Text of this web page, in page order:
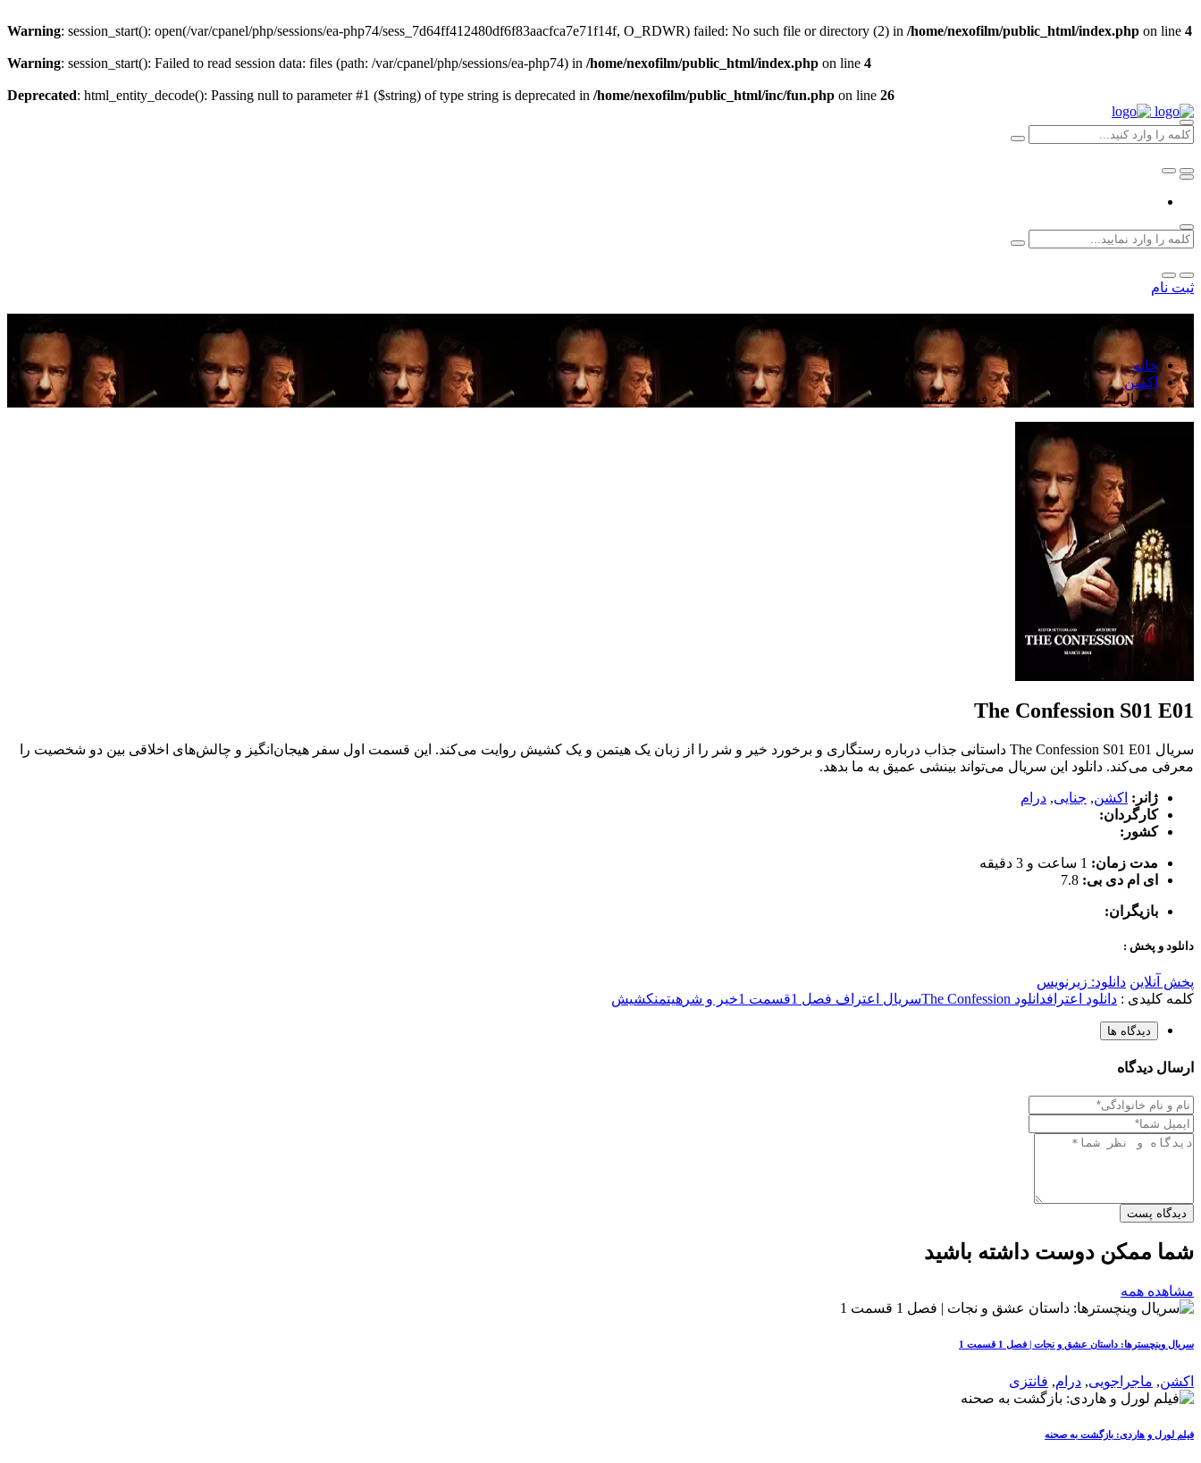
Warning: session_start(): open(/var/cpanel/php/sessions/ea-php74/sess_7d64ff412480df6f83aacfca7e71f14f, O_RDWR) failed: No such file or directory (2) in /home/nexofilm/public_html/index.php on line 4
Warning: session_start(): Failed to read session data: files (path: /var/cpanel/php/sessions/ea-php74) in /home/nexofilm/public_html/index.php on line 4
Deprecated: html_entity_decode(): Passing null to parameter #1 ($string) of type string is deprecated in /home/nexofilm/public_html/inc/fun.php on line 26
ثبت نام
سریال اعترافات: فصل اول - قسمت نخست
خانه
اکشن
سریال اعترافات: فصل اول - قسمت نخست
The Confession S01 E01
سریال The Confession S01 E01 داستانی جذاب درباره رستگاری و برخورد خیر و شر را از زبان یک هیتمن و یک کشیش روایت می‌کند. این قسمت اول سفر هیجان‌انگیز و چالش‌های اخلاقی بین دو شخصیت را
معرفی می‌کند. دانلود این سریال می‌تواند بینشی عمیق به ما بدهد.
ژانر: اکشن, جنایی, درام
کارگردان:
کشور:
مدت زمان: 1 ساعت و 3 دقیقه
ای ام دی بی: 7.8
بازیگران:
دانلود و پخش :
پخش آنلاین دانلود: زیرنویس
کلمه کلیدی : دانلود اعترافدانلود The Confession سریال اعتراف فصل 1 قسمت 1 خیر و شر هیتمنکشیش
دیدگاه ها
ارسال دیدگاه
دیدگاه پست
شما ممکن دوست داشته باشید
مشاهده همه
سریال وینچسترها: داستان عشق و نجات | فصل 1 قسمت 1
اکشن, ماجراجویی, درام, فانتزی
فیلم لورل و هاردی: بازگشت به صحنه